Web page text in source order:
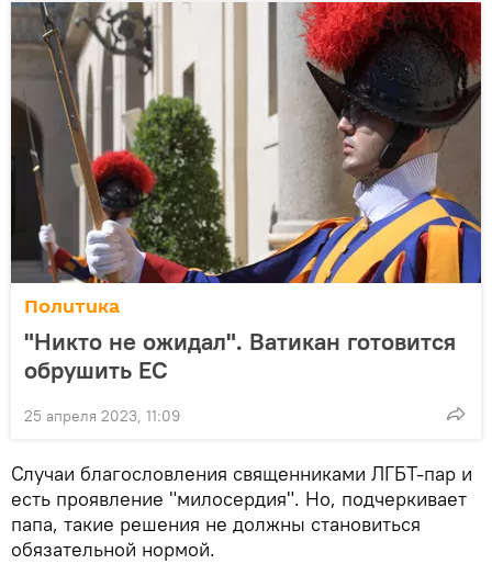
Политика
"Никто не ожидал". Ватикан готовится
обрушить ЕС
25 апреля 2023, 11:09
Случаи благословления священниками ЛГБТ-пар и
есть проявление "милосердия". Но, подчеркивает
папа, такие решения не должны становиться
обязательной нормой.